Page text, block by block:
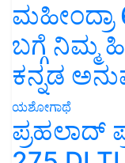
ಮಹೀಂದ್ರಾ
ಬಗ್ಗೆ ನಿಮ್ಮ
ಕನ್ನಡ
ಯಶೋಗಾಥೆ
ಪ್ರಹಲಾದ್